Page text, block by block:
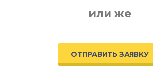
или же
ОТПРАВИТЬ ЗАЯВКУ